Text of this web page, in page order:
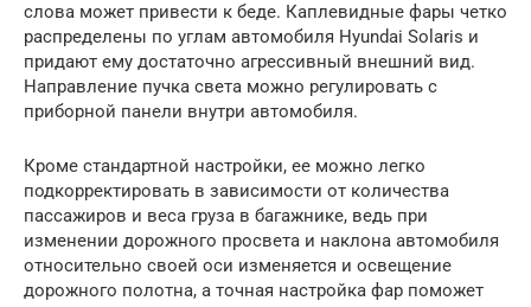
слова может привести к беде. Каплевидные фары четко
распределены по углам автомобиля Hyundai Solaris и
придают ему достаточно агрессивный внешний вид.
Направление пучка света можно регулировать с
приборной панели внутри автомобиля.
Кроме стандартной настройки, ее можно легко
подкорректировать в зависимости от количества
пассажиров и веса груза в багажнике, ведь при
изменении дорожного просвета и наклона автомобиля
относительно своей оси изменяется и освещение
дорожного полотна, а точная настройка фар поможет